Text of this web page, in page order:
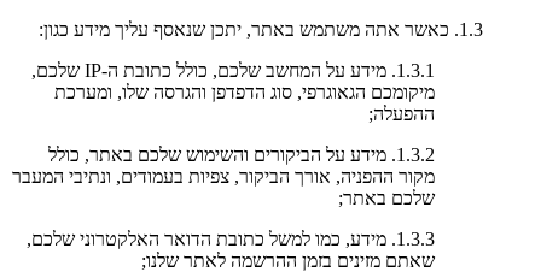
1.3. כאשר אתה משתמש באתר, יתכן שנאסף עליך מידע כגון:
1.3.1. מידע על המחשב שלכם, כולל כתובת ה-IP שלכם,
מיקומכם הגאוגרפי, סוג הדפדפן והגרסה שלו, ומערכת
ההפעלה;
1.3.2. מידע על הביקורים והשימוש שלכם באתר, כולל
מקור ההפניה, אורך הביקור, צפיות בעמודים, ונתיבי המעבר
שלכם באתר;
1.3.3. מידע, כמו למשל כתובת הדואר האלקטרוני שלכם,
שאתם מזינים בזמן ההרשמה לאתר שלנו;